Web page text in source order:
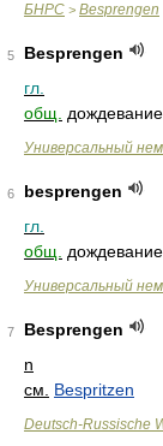
БНРС > Besprengen
5
Besprengen
гл.
общ.
Универсальный
6
besprengen
гл.
общ.
Универсальный
7
Besprengen
n
см.
Bespritzen
Deutsch-Russische